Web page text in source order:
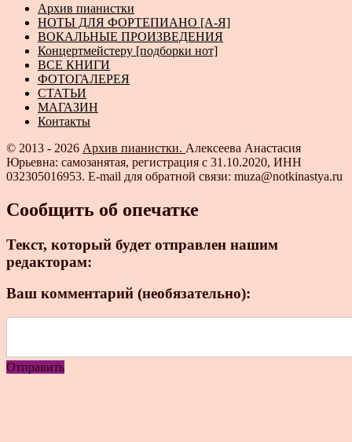
Архив пианистки
НОТЫ ДЛЯ ФОРТЕПИАНО [А-Я]
ВОКАЛЬНЫЕ ПРОИЗВЕДЕНИЯ
Концертмейстеру [подборки нот]
ВСЕ КНИГИ
ФОТОГАЛЕРЕЯ
СТАТЬИ
МАГАЗИН
Контакты
© 2013 - 2026 Архив пианистки. Алексеева Анастасия
Юрьевна: самозанятая, регистрация с 31.10.2020, ИНН
032305016953. E-mail для обратной связи: muza@notkinastya.ru
Сообщить об опечатке
Текст, который будет отправлен нашим
редакторам:
Ваш комментарий (необязательно):
Отправить